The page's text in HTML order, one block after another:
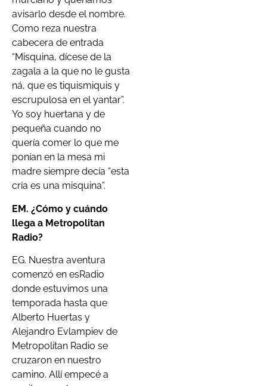
avisarlo desde el nombre.
Como reza nuestra
cabecera de entrada
“Misquina, dícese de la
zagala a la que no le gusta
ná, que es tiquismiquis y
escrupulosa en el yantar”.
Yo soy huertana y de
pequeña cuando no
quería comer lo que me
ponían en la mesa mi
madre siempre decía “esta
cría es una misquina”.
EM. ¿Cómo y cuándo
llega a Metropolitan
Radio?
EG. Nuestra aventura
comenzó en esRadio
donde estuvimos una
temporada hasta que
Alberto Huertas y
Alejandro Evlampiev de
Metropolitan Radio se
cruzaron en nuestro
camino. Allí empecé a